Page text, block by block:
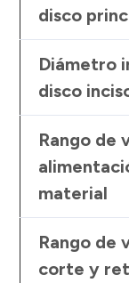
disco
Diámetro
disco
Rango de
material
Rango de
corte y